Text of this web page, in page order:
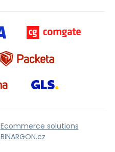
Ecommerce solutions
BINARGON.cz